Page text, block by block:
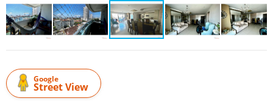
Google
Street View